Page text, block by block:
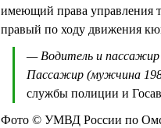
имеющий права управления
правый по ходу движения
— Водитель и пассажир
Пассажир (мужчина
службы полиции и
Фото © УМВД России по